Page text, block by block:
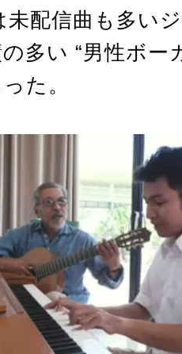
未配信曲も多い
多い “男性ボー
た。